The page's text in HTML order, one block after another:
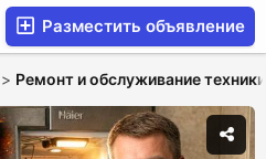
Разместить объявление
> Ремонт и обслуживание техники